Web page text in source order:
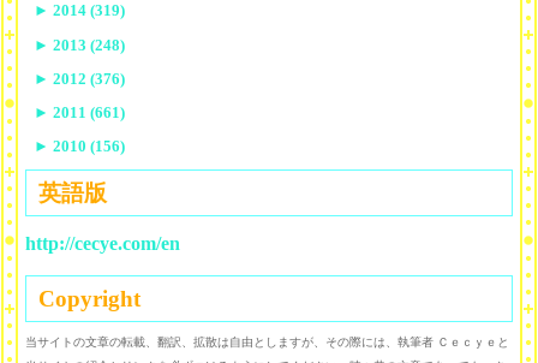
► 2014 (319)
► 2013 (248)
► 2012 (376)
► 2011 (661)
► 2010 (156)
英語版
http://cecye.com/en
Copyright
当サイトの文章の転載、翻訳、拡散は自由としますが、その際には、執筆者 Ｃｅｃｙｅと